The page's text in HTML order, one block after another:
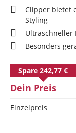
Clipper bietet
Styling
Ultraschneller
Besonders
Dein Preis
Einzelpreis
Spare 242,77 €